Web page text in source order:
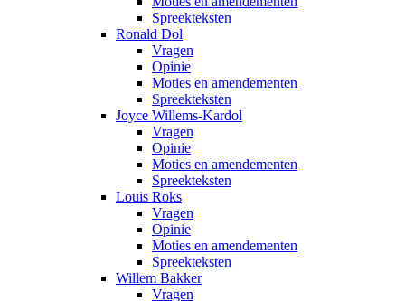
Spreekteksten
Ronald Dol
Vragen
Opinie
Moties en amendementen
Spreekteksten
Joyce Willems-Kardol
Vragen
Opinie
Moties en amendementen
Spreekteksten
Louis Roks
Vragen
Opinie
Moties en amendementen
Spreekteksten
Willem Bakker
Vragen